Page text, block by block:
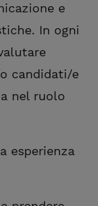
e
In ogni
candidati/e
nel ruolo
esperienza